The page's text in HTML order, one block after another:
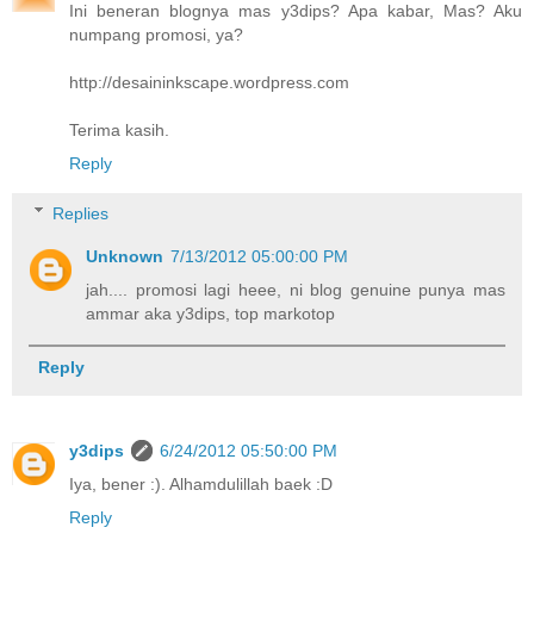
Ini beneran blognya mas y3dips? Apa kabar, Mas? Aku
numpang promosi, ya?
http://desaininkscape.wordpress.com
Terima kasih.
Reply
Replies
Unknown 7/13/2012 05:00:00 PM
jah.... promosi lagi heee, ni blog genuine punya mas
ammar aka y3dips, top markotop
Reply
y3dips
6/24/2012 05:50:00 PM
Iya, bener :). Alhamdulillah baek :D
Reply